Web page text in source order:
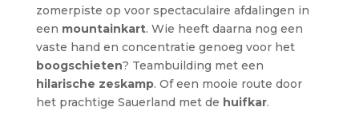
zomerpiste op voor spectaculaire afdalingen in
een mountainkart. Wie heeft daarna nog een
vaste hand en concentratie genoeg voor het
boogschieten? Teambuilding met een
hilarische zeskamp. Of een mooie route door
het prachtige Sauerland met de huifkar.